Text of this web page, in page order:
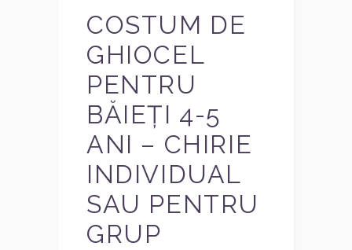
COSTUM DE
GHIOCEL
PENTRU
BĂIEȚI 4-5
ANI – CHIRIE
INDIVIDUAL
SAU PENTRU
GRUP